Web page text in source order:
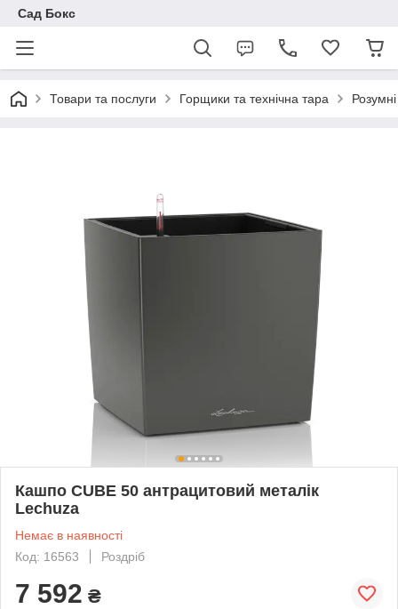
Сад Бокс
Товари та послуги Горщики та технічна тара
Кашпо CUBE 50 антрацитовий металік
Lechuza
Немає в наявності
Код: 16563
Роздріб
7 592 ₴